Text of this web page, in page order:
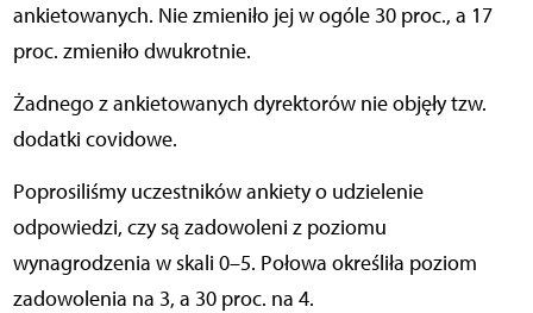
ankietowanych. Nie zmieniło jej w ogóle 30 proc., a 17
proc. zmieniło dwukrotnie.
Żadnego z ankietowanych dyrektorów nie objęły tzw.
dodatki covidowe.
Poprosiliśmy uczestników ankiety o udzielenie
odpowiedzi, czy są zadowoleni z poziomu
wynagrodzenia w skali 0–5. Połowa określiła poziom
zadowolenia na 3, a 30 proc. na 4.